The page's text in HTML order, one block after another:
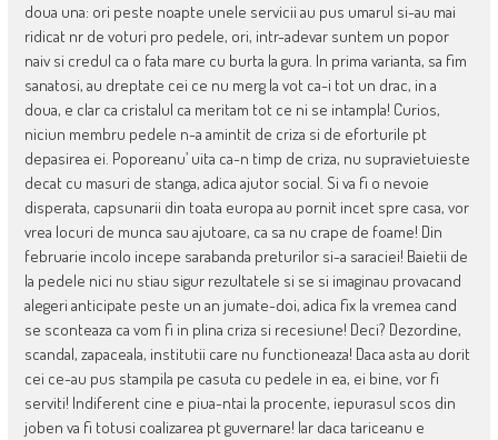
doua una: ori peste noapte unele servicii au pus umarul si-au mai
ridicat nr de voturi pro pedele, ori, intr-adevar suntem un popor
naiv si credul ca o fata mare cu burta la gura. In prima varianta, sa fim
sanatosi, au dreptate cei ce nu merg la vot ca-i tot un drac, in a
doua, e clar ca cristalul ca meritam tot ce ni se intampla! Curios,
niciun membru pedele n-a amintit de criza si de eforturile pt
depasirea ei. Poporeanu’ uita ca-n timp de criza, nu supravietuieste
decat cu masuri de stanga, adica ajutor social. Si va fi o nevoie
disperata, capsunarii din toata europa au pornit incet spre casa, vor
vrea locuri de munca sau ajutoare, ca sa nu crape de foame! Din
februarie incolo incepe sarabanda preturilor si-a saraciei! Baietii de
la pedele nici nu stiau sigur rezultatele si se si imaginau provacand
alegeri anticipate peste un an jumate-doi, adica fix la vremea cand
se sconteaza ca vom fi in plina criza si recesiune! Deci? Dezordine,
scandal, zapaceala, institutii care nu functioneaza! Daca asta au dorit
cei ce-au pus stampila pe casuta cu pedele in ea, ei bine, vor fi
serviti! Indiferent cine e piua-ntai la procente, iepurasul scos din
joben va fi totusi coalizarea pt guvernare! Iar daca tariceanu e